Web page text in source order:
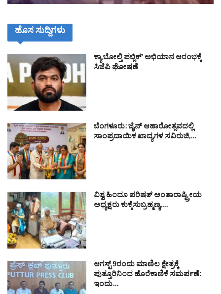
ಹೊಸ ಸುದ್ದಿಗಳು
ಕ್ಯಾ ಬೋಲ್ತಿ ಪಬ್ಲಿಕ್’ ಅಭಿಯಾನ ಆರಂಭಕ್ಕೆ
ಸಿಜೆಪಿ ಘೋಷಣೆ
ಬೆಂಗಳೂರು: ಜೈನ್ ಆಹಾರೋತ್ಸವದಲ್ಲಿ
ಸಾಂಪ್ರದಾಯಿಕ ಖಾದ್ಯಗಳ ಸವಿರುಚಿ,…
ವಿಶ್ವ ಹಿಂದೂ ಪರಿಷತ್ ಅಂತಾರಾಷ್ಟ್ರೀಯ
ಅಧ್ಯಕ್ಷರು ಕುಕ್ಕೆಸುಬ್ರಹ್ಮಣ್ಯ,…
ಆಗಸ್ಟ್ 9ರಂದು ಮಾಣಿಲ ಕ್ಷೇತ್ರಕ್ಕೆ
ಪುತ್ತೂರಿನಿಂದ ಹೊರೆಕಾಣಿಕೆ ಸಮರ್ಪಣೆ:
ಇಂದು…